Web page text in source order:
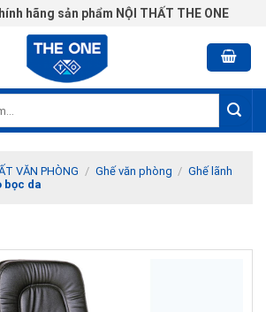
hãng sản phẩm NỘI THẤT THE ONE
VĂN PHÒNG / Ghế văn phòng / Ghế lãnh
bọc da